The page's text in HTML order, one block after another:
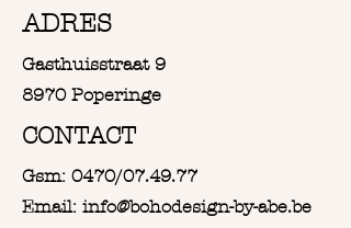
De naam Savi betekent nieuw
ADRES
Gasthuisstraat 9
8970 Poperinge
CONTACT
Gsm: 0470/07.49.77
Email: info@bohodesign-by-abe.be